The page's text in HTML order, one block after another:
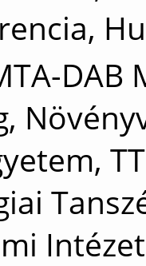
DAB
Intézet